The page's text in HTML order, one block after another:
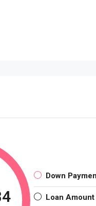
Down
Loan Amount